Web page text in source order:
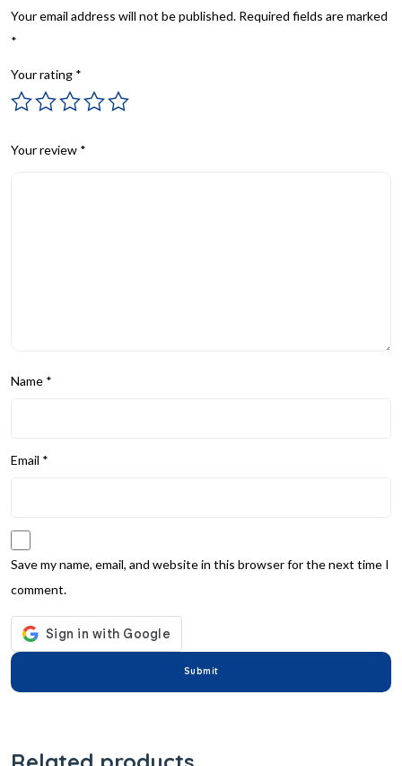
Your email address will not be published. Required fields are marked
*
Your rating *
Your review *
Name *
Email *
Save my name, email, and website in this browser for the next time I
comment.